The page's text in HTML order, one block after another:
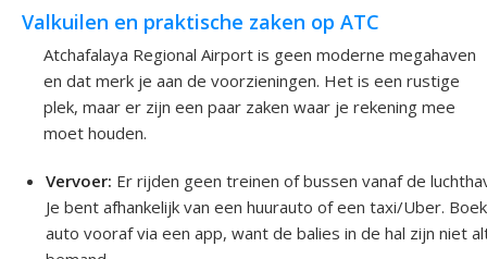
Valkuilen en praktische zaken op ATC
Atchafalaya Regional Airport is geen moderne megahaven
en dat merk je aan de voorzieningen. Het is een rustige
plek, maar er zijn een paar zaken waar je rekening mee
moet houden.
Vervoer: Er rijden geen treinen of bussen vanaf de
Je bent afhankelijk van een huurauto of een taxi/Uber.
auto vooraf via een app, want de balies in de hal zijn niet